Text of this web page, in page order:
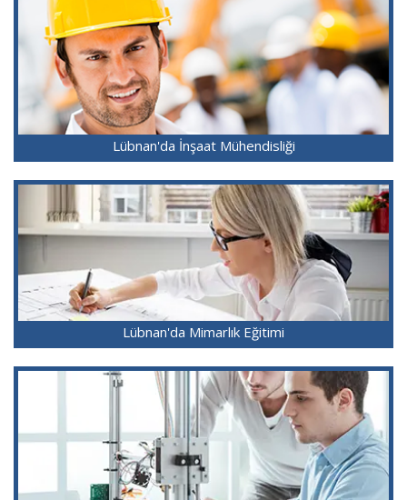
Lübnan'da İnşaat Mühendisliği
Lübnan'da Mimarlık Eğitimi